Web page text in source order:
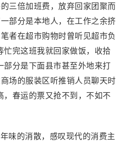
三倍加班费，放弃回家团聚而
部分是本地人，在工作之余挤
者在超市购物时曾听见超市负
忙完这班我就回家做饭，收拾
部分是下面县市甚至外地来打
场的服装区听推销人员聊天时
，春运的票又抢不到，不如不
味的消散，感叹现代的消费主